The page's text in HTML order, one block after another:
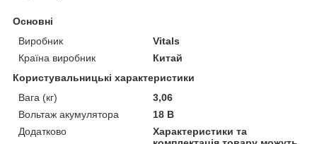
Основні
Виробник
Vitals
Країна виробник
Китай
Користувальницькі характеристики
Вага (кг)
3,06
Вольтаж акумулятора
18 В
Додатково
Характеристики та